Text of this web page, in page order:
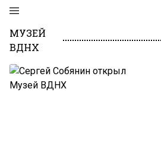
МУЗЕЙ
ВДНХ